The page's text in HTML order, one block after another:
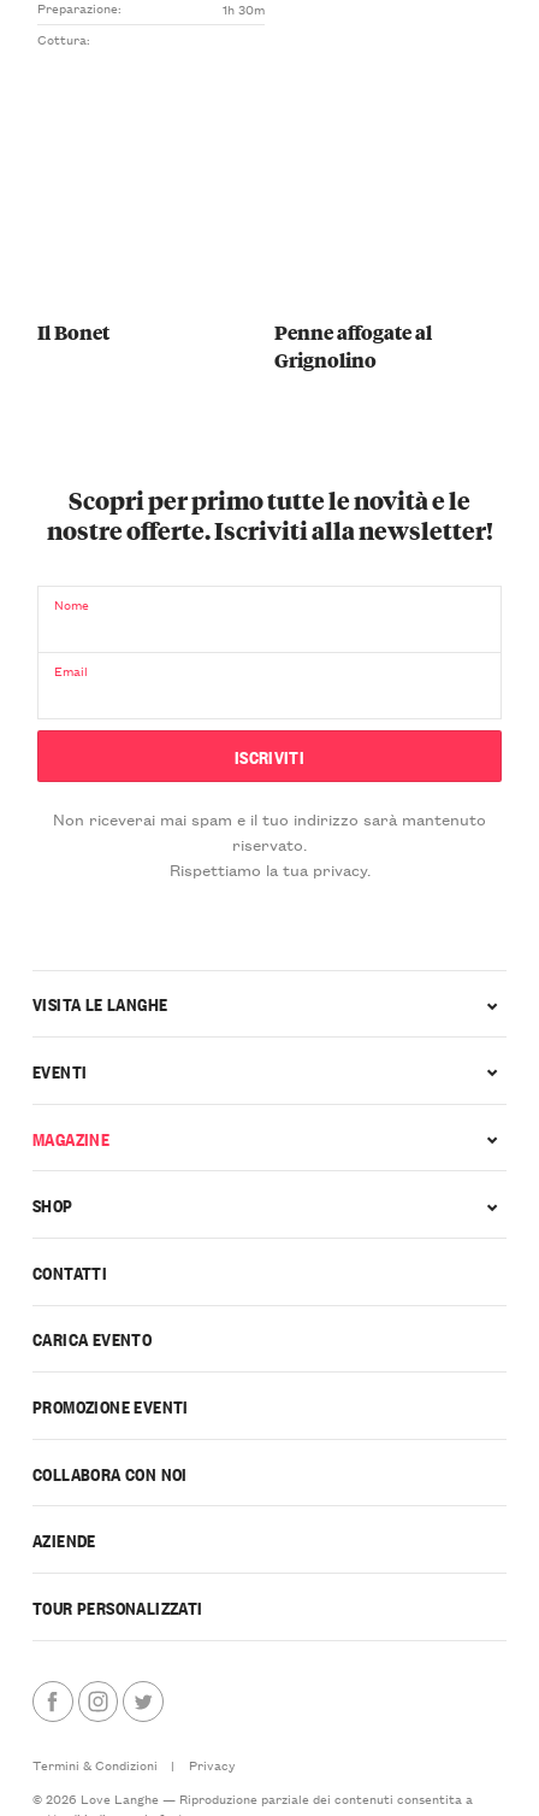
Preparazione:
1h 30m
Cottura:
Il Bonet
Penne affogate al
Grignolino
Scopri per primo tutte le novità e le
nostre offerte. Iscriviti alla newsletter!
Nome
Email
Non riceverai mai spam e il tuo indirizzo sarà mantenuto
riservato.
Rispettiamo la tua privacy.
CONTATTI
CARICA EVENTO
PROMOZIONE EVENTI
COLLABORA CON NOI
AZIENDE
TOUR PERSONALIZZATI
VISITA LE LANGHE
EVENTI
MAGAZINE
SHOP
Termini & Condizioni |
Privacy
© 2026 Love Langhe — Riproduzione parziale dei contenuti consentita a